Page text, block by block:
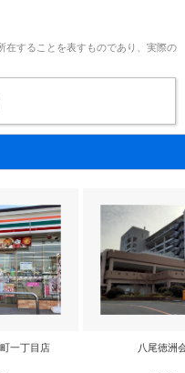
することを表すものであり、実際の
一丁目店 八尾徳洲